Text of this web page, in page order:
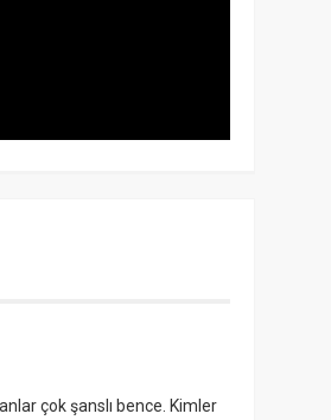
çok şanslı bence. Kimler